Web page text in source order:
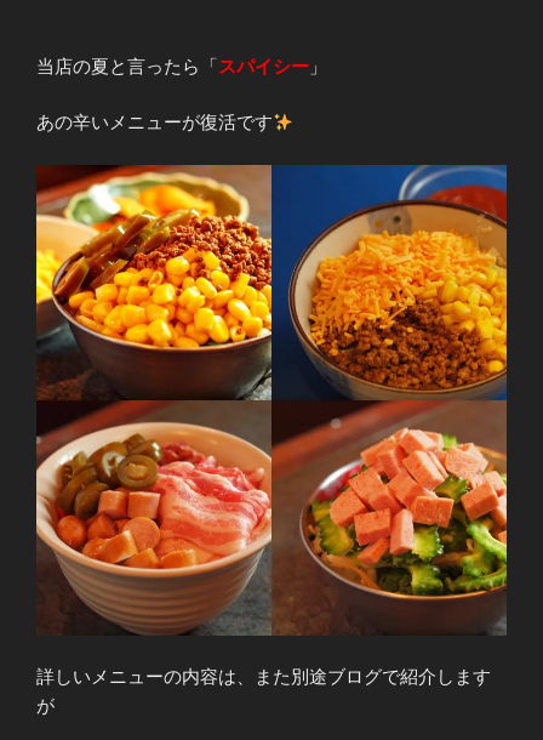
当店の夏と言ったら「スパイシー 」
あの辛いメニューが復活です
詳しいメニューの内容は、また別途ブログで紹介します
が